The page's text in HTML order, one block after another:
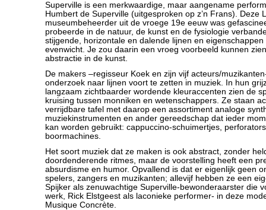
Superville is een merkwaardige, maar aangename
Humbert de Superville (uitgesproken op z’n Frans). Deze
museumbeheerder uit de vroege 19e eeuw was
probeerde in de natuur, de kunst en de fysiologie
stijgende, horizontale en dalende lijnen en
evenwicht. Je zou daarin een vroeg voorbeeld kunnen
abstractie in de kunst.
De makers –regisseur Koek en zijn vijf acteurs/
onderzoek naar lijnen voort te zetten in muziek. In hun
langzaam zichtbaarder wordende kleuraccenten zien de
kruising tussen monniken en wetenschappers. Ze staan
verrijdbare tafel met daarop een assortiment analoge
muziekinstrumenten en ander gereedschap dat ieder
kan worden gebruikt: cappuccino-schuimertjes,
boormachines.
Het soort muziek dat ze maken is ook abstract, zonder
doordenderende ritmes, maar de voorstelling heeft een
absurdisme en humor. Opvallend is dat er eigenlijk geen
spelers, zangers en muzikanten; allevijf hebben ze een
Spijker als zenuwachtige Superville-bewonderaarster die
werk, Rick Elstgeest als laconieke performer- in deze
Musique Concrète.